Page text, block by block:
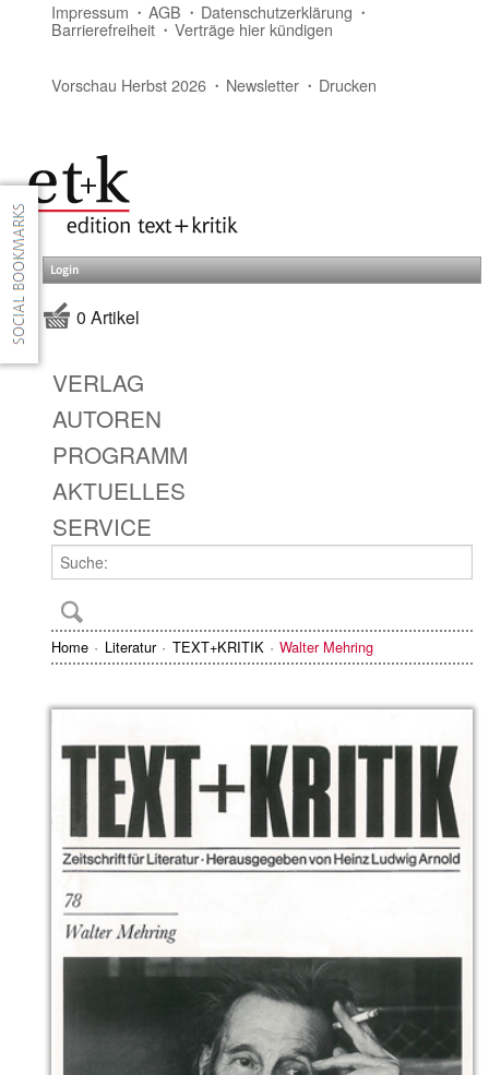
Impressum AGB Datenschutzerklärung
Barrierefreiheit Verträge hier kündigen
Vorschau Herbst 2026 Newsletter Drucken
Login
0 Artikel
VERLAG
AUTOREN
PROGRAMM
AKTUELLES
SERVICE
Home Literatur TEXT+KRITIK Walter Mehring